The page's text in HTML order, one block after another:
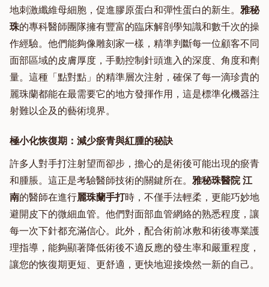
地刺激纖維母細胞，促進膠原蛋白和彈性蛋白的新生。 雅秘
珠的專科醫師團隊擁有豐富的臨床解剖學知識和數千次的操
作經驗。他們能夠像雕刻家一樣，精準判斷每一位顧客不同
面部區域的皮膚厚度，手動控制針頭進入的深度、角度和劑
量。這種「點對點」的精準層次注射，確保了每一滴珍貴的
麗珠蘭都能在最需要它的地方發揮作用，這是標準化機器注
射難以企及的藝術境界。
極小化恢復期：減少瘀青與紅腫的秘訣
許多人對手打注射望而卻步，擔心的是術後可能出現的瘀青
和腫脹。這正是考驗醫師技術的關鍵所在。 雅秘珠醫院 江
南的醫師在進行麗珠蘭手打時，不僅手法輕柔，更能巧妙地
避開皮下的微細血管。他們對面部血管網絡的熟悉程度，讓
每一次下針都充滿信心。此外，配合術前冰敷和術後專業護
理指導，能夠顯著降低術後不適反應的發生率和嚴重程度，
讓您的恢復期更短、更舒適，更快地迎接煥然一新的自己。